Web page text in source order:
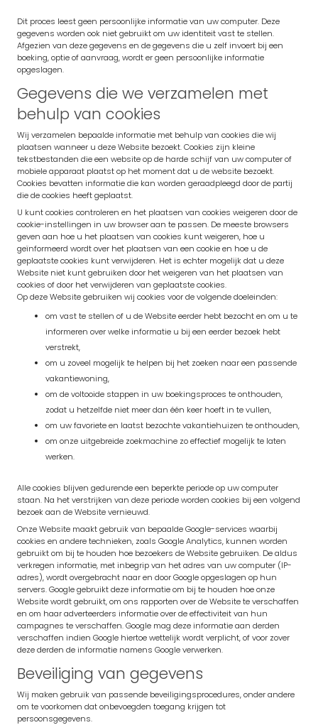
Dit proces leest geen persoonlijke informatie van uw computer. Deze
gegevens worden ook niet gebruikt om uw identiteit vast te stellen.
Afgezien van deze gegevens en de gegevens die u zelf invoert bij een
boeking, optie of aanvraag, wordt er geen persoonlijke informatie
opgeslagen.
Gegevens die we verzamelen met
behulp van cookies
Wij verzamelen bepaalde informatie met behulp van cookies die wij
plaatsen wanneer u deze Website bezoekt. Cookies zijn kleine
tekstbestanden die een website op de harde schijf van uw computer of
mobiele apparaat plaatst op het moment dat u de website bezoekt.
Cookies bevatten informatie die kan worden geraadpleegd door de partij
die de cookies heeft geplaatst.
U kunt cookies controleren en het plaatsen van cookies weigeren door de
cookie-instellingen in uw browser aan te passen. De meeste browsers
geven aan hoe u het plaatsen van cookies kunt weigeren, hoe u
geïnformeerd wordt over het plaatsen van een cookie en hoe u de
geplaatste cookies kunt verwijderen. Het is echter mogelijk dat u deze
Website niet kunt gebruiken door het weigeren van het plaatsen van
cookies of door het verwijderen van geplaatste cookies.
Op deze Website gebruiken wij cookies voor de volgende doeleinden:
om vast te stellen of u de Website eerder hebt bezocht en om u te
informeren over welke informatie u bij een eerder bezoek hebt
verstrekt,
om u zoveel mogelijk te helpen bij het zoeken naar een passende
vakantiewoning,
om de voltooide stappen in uw boekingsproces te onthouden,
zodat u hetzelfde niet meer dan één keer hoeft in te vullen,
om uw favoriete en laatst bezochte vakantiehuizen te onthouden,
om onze uitgebreide zoekmachine zo effectief mogelijk te laten
werken.
Alle cookies blijven gedurende een beperkte periode op uw computer
staan. Na het verstrijken van deze periode worden cookies bij een volgend
bezoek aan de Website vernieuwd.
Onze Website maakt gebruik van bepaalde Google-services waarbij
cookies en andere technieken, zoals Google Analytics, kunnen worden
gebruikt om bij te houden hoe bezoekers de Website gebruiken. De aldus
verkregen informatie, met inbegrip van het adres van uw computer (IP-
adres), wordt overgebracht naar en door Google opgeslagen op hun
servers. Google gebruikt deze informatie om bij te houden hoe onze
Website wordt gebruikt, om ons rapporten over de Website te verschaffen
en om haar adverteerders informatie over de effectiviteit van hun
campagnes te verschaffen. Google mag deze informatie aan derden
verschaffen indien Google hiertoe wettelijk wordt verplicht, of voor zover
deze derden de informatie namens Google verwerken.
Beveiliging van gegevens
Wij maken gebruik van passende beveiligingsprocedures, onder andere
om te voorkomen dat onbevoegden toegang krijgen tot
persoonsgegevens.